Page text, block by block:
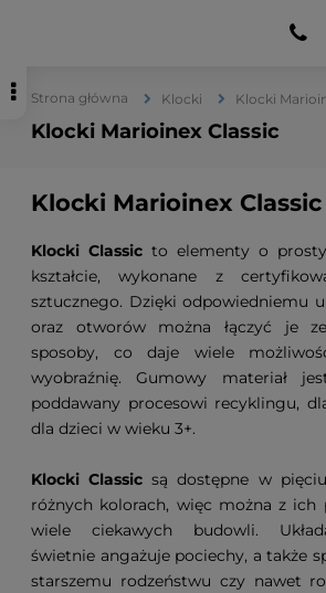
Strona główna Klocki Klocki
Klocki Marioinex Classic
Klocki Marioinex Classic
Klocki Classic to elementy o
kształcie, wykonane z
sztucznego. Dzięki odpowiedniemu
oraz otworów można łączyć je
sposoby, co daje wiele
wyobraźnię. Gumowy materiał
poddawany procesowi recyklingu,
dla dzieci w wieku 3+.
Klocki Classic są dostępne w
różnych kolorach, więc można z ich
wiele ciekawych budowli.
świetnie angażuje pociechy, a także
starszemu rodzeństwu czy nawet